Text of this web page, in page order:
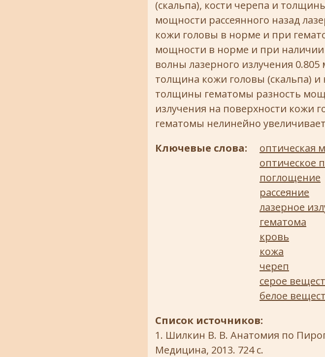
(скальпа), кости черепа и
мощности рассеянного назад
кожи головы в норме и при
мощности в норме и при
волны лазерного излучения
толщина кожи головы (скальпа) и
толщины гематомы разность
излучения на поверхности кожи
гематомы нелинейно
Ключевые слова:
оптическая
оптическое
поглощение
рассеяние
лазерное
гематома
кровь
кожа
череп
серое
белое
Список источников:
Шилкин В. В. Анатомия по
Медицина, 2013. 724 с.